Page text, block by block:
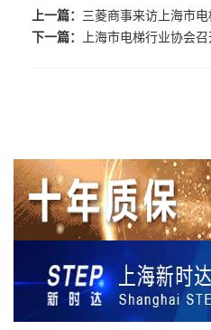
上一篇： 三菱商事来访上海市
下一篇：
上海市电梯行业协会